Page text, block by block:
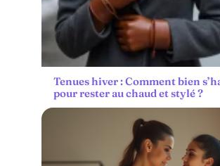
Tenues hiver : Comment bien
pour rester au chaud et stylé ?